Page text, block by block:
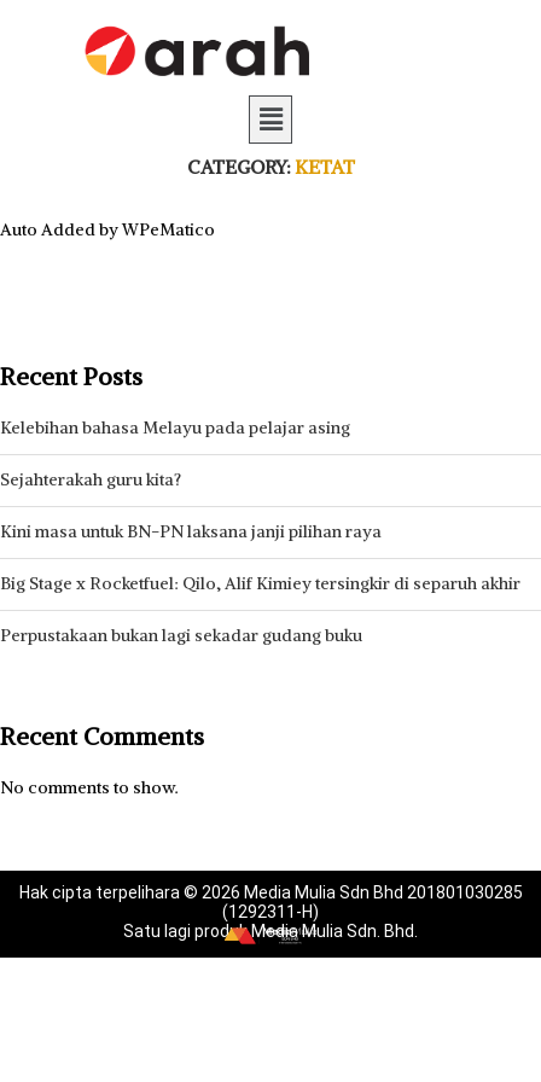
CATEGORY: KETAT
Auto Added by WPeMatico
Recent Posts
Kelebihan bahasa Melayu pada pelajar asing
Sejahterakah guru kita?
Kini masa untuk BN-PN laksana janji pilihan raya
Big Stage x Rocketfuel: Qilo, Alif Kimiey tersingkir di separuh akhir
Perpustakaan bukan lagi sekadar gudang buku
Recent Comments
No comments to show.
Hak cipta terpelihara © 2026 Media Mulia Sdn Bhd 201801030285
(1292311-H)
Satu lagi produk Media Mulia Sdn. Bhd.